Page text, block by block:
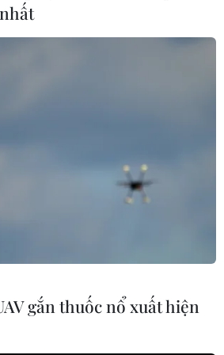
gắn thuốc nổ xuất hiện